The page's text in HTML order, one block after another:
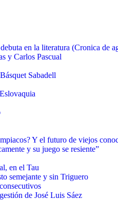
en la literatura (Cronica de
y Carlos Pascual
Sabadell
Y el futuro de viejos
y su juego se resiente”
en el Tau
semejante y sin Triguero
de José Luis Sáez